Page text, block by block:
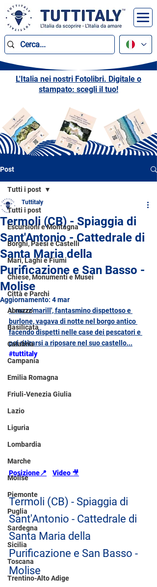
L'Italia nei nostri Fotolibri. Digitale o
stampato: scegli il tuo!
Post
Tutti i post
Escursioni e Montagna
Borghi, Paesi e Castelli
Mari, Laghi e Fiumi
Chiese, Monumenti e Musei
Città e Parchi
Abruzzo
Basilicata
Calabria
Campania
Emilia Romagna
Friuli-Venezia Giulia
Lazio
Liguria
Lombardia
Marche
Molise
Piemonte
Puglia
Sardegna
Sicilia
Toscana
Trentino-Alto Adige
Tutti i post
Termoli (CB) - Spiaggia di
Sant'Antonio - Cattedrale di
Santa Maria della
Purificazione e San Basso -
Molise
Tuttitaly
Aggiornamento: 4 mar
'u mazz'marill', fantasmino dispettoso e
burlone, vagava di notte nel borgo antico
facendo dispetti nelle case dei pescatori e
poi ritirarsi a riposare nel suo castello...
#tuttitaly
Posizione📍 Video 🎥
Termoli (CB) - Spiaggia di
Sant'Antonio - Cattedrale di
Santa Maria della
Purificazione e San Basso -
Molise